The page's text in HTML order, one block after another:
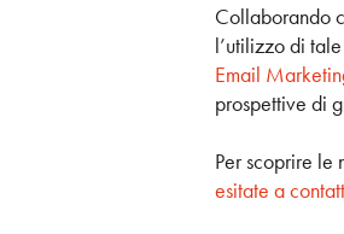
Collaborando
l’utilizzo di
Email
prospettive di
Per scoprire le
esitate a